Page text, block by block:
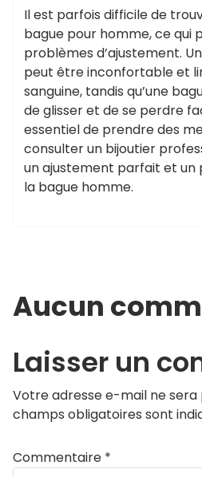
Il est parfois difficile de
bague pour homme, ce qui
problèmes d’ajustement.
peut être inconfortable et
sanguine, tandis qu’une
de glisser et de se perdre
essentiel de prendre des
consulter un bijoutier
un ajustement parfait et
la bague homme.
Aucun
Laisser un
Votre adresse e-mail ne sera
champs obligatoires sont
Commentaire *